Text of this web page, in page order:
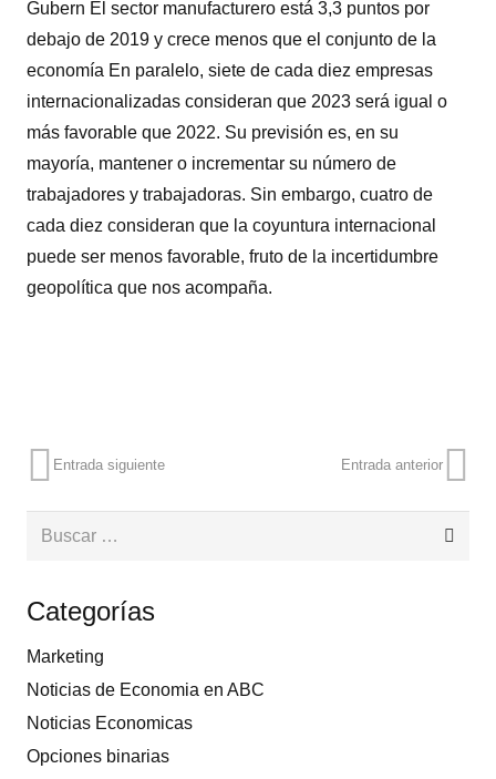
Gubern El sector manufacturero está 3,3 puntos por
debajo de 2019 y crece menos que el conjunto de la
economía En paralelo, siete de cada diez empresas
internacionalizadas consideran que 2023 será igual o
más favorable que 2022. Su previsión es, en su
mayoría, mantener o incrementar su número de
trabajadores y trabajadoras. Sin embargo, cuatro de
cada diez consideran que la coyuntura internacional
puede ser menos favorable, fruto de la incertidumbre
geopolítica que nos acompaña.
Entrada siguiente Entrada anterior
Buscar:
Categorías
Marketing
Noticias de Economia en ABC
Noticias Economicas
Opciones binarias